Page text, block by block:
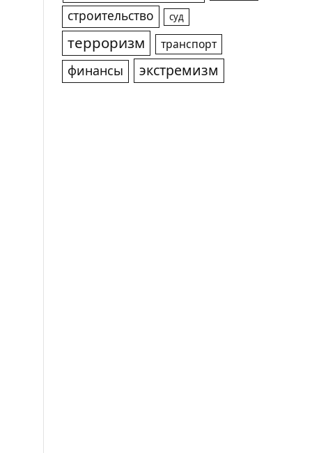
строительство суд
терроризм транспорт
финансы экстремизм